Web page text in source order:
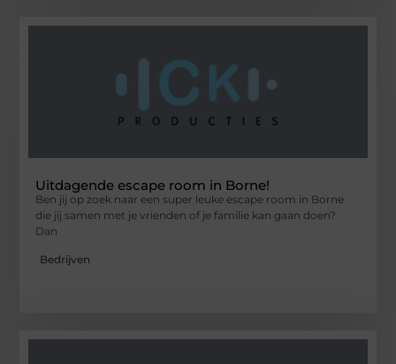
Uitdagende escape room in Borne!
Ben jij op zoek naar een super leuke escape room in Borne
die jij samen met je vrienden of je familie kan gaan doen?
Dan
Bedrijven